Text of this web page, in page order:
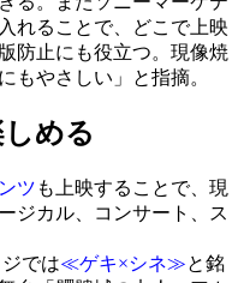
れることで、どこで上映
防止にも役立つ。現像焼
もやさしい」と指摘。
める
ツ も上映することで、現
ジカル、コンサート、ス
では≪ゲキ×シネ≫と銘